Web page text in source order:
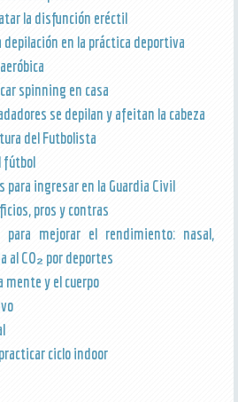
la disfunción eréctil
en la práctica deportiva
spinning en casa
se depilan y afeitan la cabeza
del Futbolista
fútbol
para ingresar en la Guardia Civil
pros y contras
para mejorar el rendimiento: nasal,
CO₂ por deportes
mente y el cuerpo
ciclo indoor